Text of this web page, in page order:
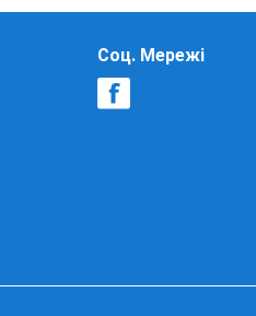
Соц. Мережі